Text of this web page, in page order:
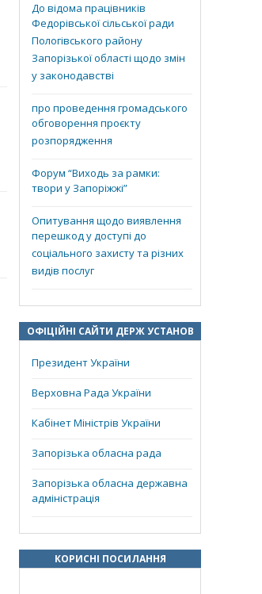
До відома працівників
Федорівської сільської ради
Пологівського району
Запорізької області щодо змін
у законодавстві
про проведення громадського
обговорення проєкту
розпорядження
Форум “Виходь за рамки:
твори у Запоріжжі”
Опитування щодо виявлення
перешкод у доступі до
соціального захисту та різних
видів послуг
ОФІЦІЙНІ САЙТИ ДЕРЖ УСТАНОВ
Президент України
Верховна Рада України
Кабінет Міністрів України
Запорізька обласна рада
Запорізька обласна державна
адміністрація
КОРИСНІ ПОСИЛАННЯ